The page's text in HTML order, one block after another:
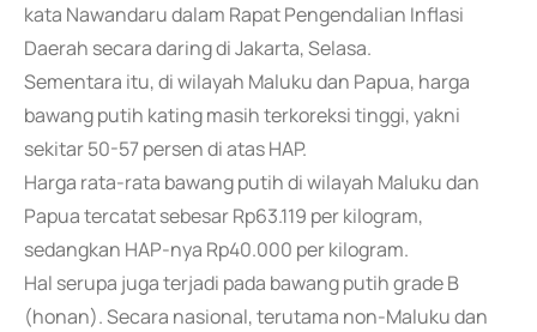
kata Nawandaru dalam Rapat Pengendalian Inflasi
Daerah secara daring di Jakarta, Selasa.
Sementara itu, di wilayah Maluku dan Papua, harga
bawang putih kating masih terkoreksi tinggi, yakni
sekitar 50-57 persen di atas HAP.
Harga rata-rata bawang putih di wilayah Maluku dan
Papua tercatat sebesar Rp63.119 per kilogram,
sedangkan HAP-nya Rp40.000 per kilogram.
Hal serupa juga terjadi pada bawang putih grade B
(honan). Secara nasional, terutama non-Maluku dan